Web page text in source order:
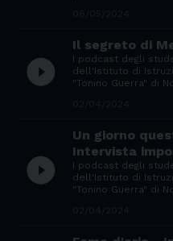
play_circle_filled
Il segreto di
I podcast degli
dell'Istituto di
"Tonino Guerra" di
play_circle_filled
Un giorno
Intervista
I podcast degli
dell'Istituto di
"Tonino Guerra" di